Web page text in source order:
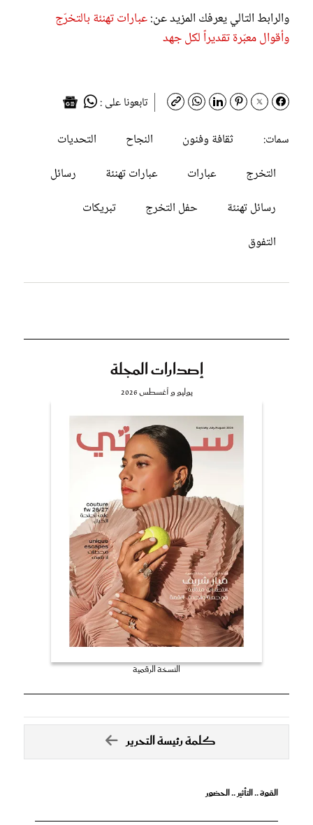
والرابط التالي يعرفك المزيد عن:عبارات تهنئة بالتخرّج
وأقوال معبّرة تقديراً لكل جهد
تابعونا على :
سمات:
ثقافة وفنون النجاح
التحديات
التخرج
عبارات عبارات تهنئة
رسائل
رسائل تهنئة
حفل التخرج
تبريكات
التفوق
إصدارات المجلة
يوليو و أغسطس 2026
النسخة الرقمية
كلمة رئيسة التحرير
القوة .. التأثير .. الحضور